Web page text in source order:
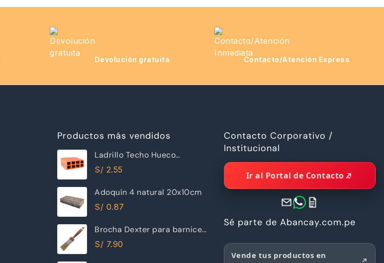
Devolución gratuita Contacto/Atención Express
Productos más vendidos
Ladrillo Techo Hueco
12x30x30cm Raya Piramide
S/ 2.55
Adoquín 4 natural 20x10cm
S/ 0.87
Brocha Dexter para barnices
30mm
S/ 7.90
Contacto Corporativo /
Institucional
Ir al Portal de Contacto
Sé parte de Abancay.com.pe
Vende tus productos en